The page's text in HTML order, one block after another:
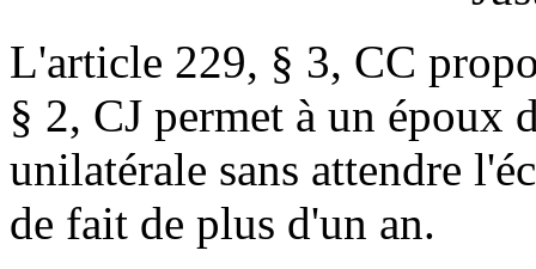
L'article 229, § 3, CC
§ 2, CJ permet à un époux
unilatérale sans attendre
de fait de plus d'un an.